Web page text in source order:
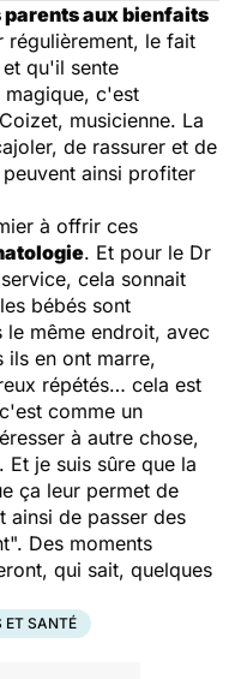
aux bienfaits
régulièrement, le fait
qu'il sente
c'est
musicienne. La
de rassurer et de
ainsi profiter
à offrir ces
. Et pour le Dr
cela sonnait
bébés sont
le même endroit, avec
ils en ont marre,
répétés… cela est
comme un
à autre chose,
je suis sûre que la
ça leur permet de
ainsi de passer des
". Des moments
qui sait, quelques
ET SANTÉ